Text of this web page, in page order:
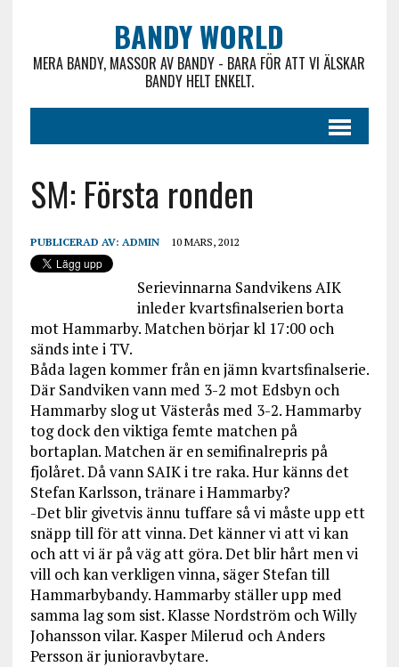
BANDY WORLD
MERA BANDY, MASSOR AV BANDY - BARA FÖR ATT VI ÄLSKAR
BANDY HELT ENKELT.
SM: Första ronden
PUBLICERAD AV: ADMIN 10 MARS, 2012
Serievinnarna Sandvikens AIK
inleder kvartsfinalserien borta
mot Hammarby. Matchen börjar kl 17:00 och
sänds inte i TV.
Båda lagen kommer från en jämn kvartsfinalserie.
Där Sandviken vann med 3-2 mot Edsbyn och
Hammarby slog ut Västerås med 3-2. Hammarby
tog dock den viktiga femte matchen på
bortaplan. Matchen är en semifinalrepris på
fjolåret. Då vann SAIK i tre raka. Hur känns det
Stefan Karlsson, tränare i Hammarby?
-Det blir givetvis ännu tuffare så vi måste upp ett
snäpp till för att vinna. Det känner vi att vi kan
och att vi är på väg att göra. Det blir hårt men vi
vill och kan verkligen vinna, säger Stefan till
Hammarbybandy. Hammarby ställer upp med
samma lag som sist. Klasse Nordström och Willy
Johansson vilar. Kasper Milerud och Anders
Persson är junioravbytare.